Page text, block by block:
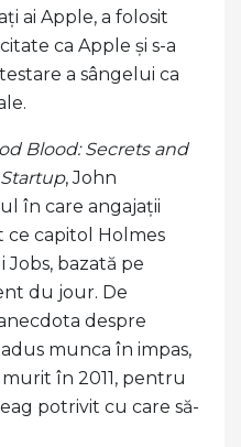
ai Apple, a folosit
ca Apple și s-a
a sângelui ca
Blood: Secrets and
, John
în care angajații
ce capitol Holmes
bazată pe
du jour. De
despre
munca în impas,
în 2011, pentru
potrivit cu care să-